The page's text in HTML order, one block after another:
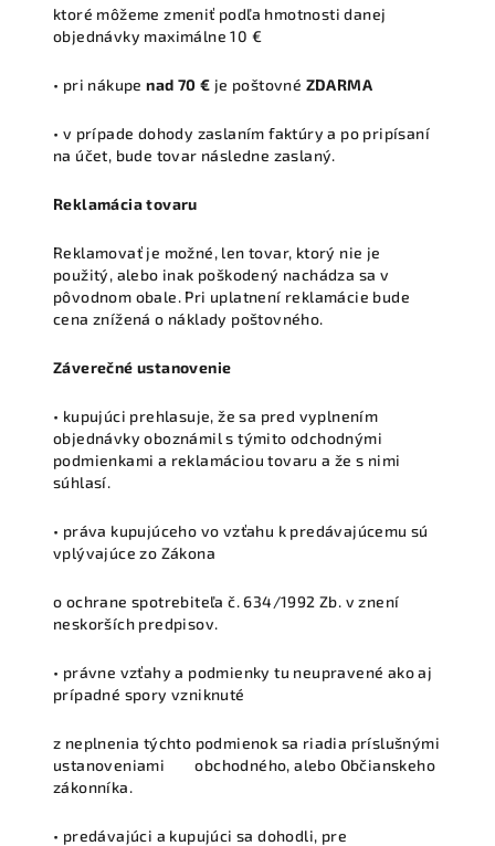
ktoré môžeme zmeniť podľa hmotnosti danej
objednávky maximálne 10 €
• pri nákupe nad 70 € je poštovné ZDARMA
• v prípade dohody zaslaním faktúry a po pripísaní
na účet, bude tovar následne zaslaný.
Reklamácia tovaru
Reklamovať je možné, len tovar, ktorý nie je
použitý, alebo inak poškodený nachádza sa v
pôvodnom obale. Pri uplatnení reklamácie bude
cena znížená o náklady poštovného.
Záverečné ustanovenie
• kupujúci prehlasuje, že sa pred vyplnením
objednávky oboznámil s týmito odchodnými
podmienkami a reklamáciou tovaru a že s nimi
súhlasí.
• práva kupujúceho vo vzťahu k predávajúcemu sú
vplývajúce zo Zákona
o ochrane spotrebiteľa č. 634/1992 Zb. v znení
neskorších predpisov.
• právne vzťahy a podmienky tu neupravené ako aj
prípadné spory vzniknuté
z neplnenia týchto podmienok sa riadia príslušnými
ustanoveniami obchodného, alebo Občianskeho
zákonníka.
• predávajúci a kupujúci sa dohodli, pre